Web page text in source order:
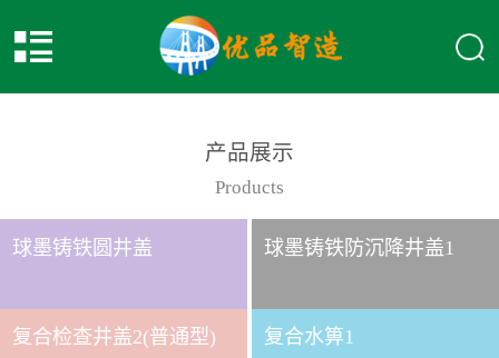
产品展示
Products
球墨铸铁圆井盖 球墨铸铁防沉降井盖1
复合检查井盖2(普通型) 复合水箅1